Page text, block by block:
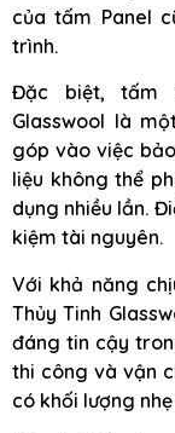
của tấm Panel
trình.
Đặc biệt, tấm
Glasswool là
góp vào việc
liệu không thể
dụng nhiều lần.
kiệm tài nguyên.
Với khả năng
Thủy Tinh
đáng tin cậy
thi công và vận
có khối lượng